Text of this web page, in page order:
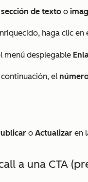
sección de texto o
haga clic en
menú desplegable
continuación, el
o Actualizar en
a una CTA